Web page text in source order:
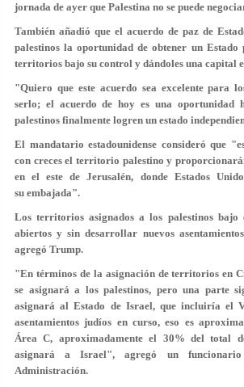
jornada de ayer que Palestina no se puede
También añadió que el acuerdo de paz de
palestinos la oportunidad deobtener un Estado
territorios bajo su control y dándoles una capital
"Quiero que este acuerdo sea excelente para
serlo; el acuerdo de hoy es una oportunidad
palestinos finalmente logren un estado
El mandatario estadounidense consideró que
con creces el territorio palestino y
en el este de Jerusalén, donde Estados
su embajada".
Los territorios asignados a los palestinos bajo
abiertos ysin desarrollar nuevos
agregó Trump.
"En términos de la asignación de territorios en
se asignará a los palestinos, pero una parte
asignará al Estado de Israel, que incluiría el
asentamientos judíos en curso, eso es
Área C, aproximadamente el 30% del total
asignará a Israel", agregó un
Administración.